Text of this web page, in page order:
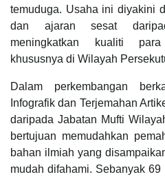
temuduga. Usaha ini diyakini
dan ajaran sesat
meningkatkan kualiti
khususnya di Wilayah
Dalam perkembangan
Infografik dan Terjemahan
daripada Jabatan Mufti
bertujuan memudahkan
bahan ilmiah yang
mudah difahami. Sebanyak